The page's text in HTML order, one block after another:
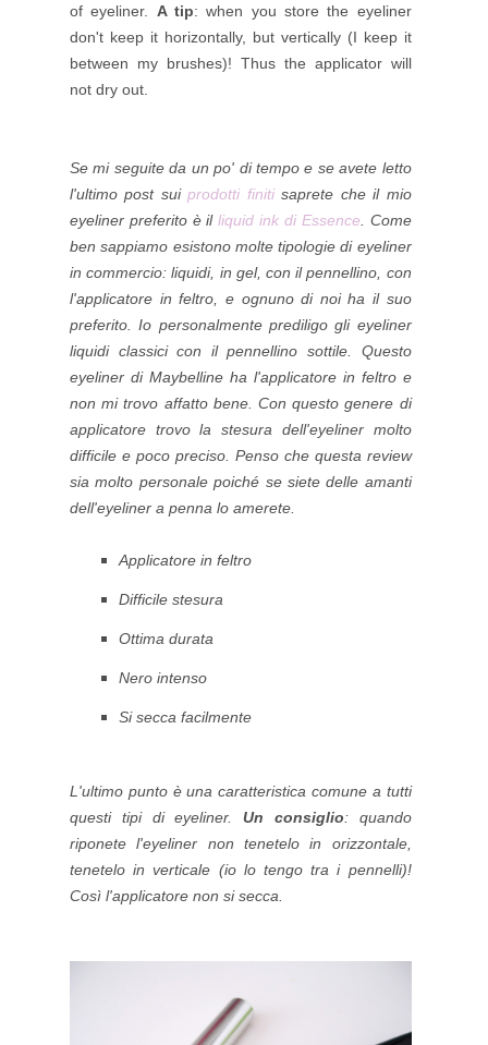
of eyeliner. A tip: when you store the eyeliner
don't keep it horizontally, but vertically (I keep it
between my brushes)! Thus the applicator will
not dry out.
Se mi seguite da un po' di tempo e se avete letto
l'ultimo post suiprodotti finitisaprete che il mio
eyeliner preferito è illiquid ink di Essence
Come
ben sappiamo esistono molte tipologie di eyeliner
in commercio: liquidi, in gel, con il pennellino, con
l'applicatore in feltro, e ognuno di noi ha il suo
preferito. Io personalmente prediligo gli eyeliner
liquidi classici con il pennellino sottile. Questo
eyeliner di Maybelline ha l'applicatore in feltro e
non mi trovo affatto bene.Con questo genere di
applicatore trovo la stesura dell'eyeliner molto
difficile e poco preciso. Penso che questa review
sia molto personale poiché se siete delle amanti
dell'eyeliner a penna lo amerete.
Applicatore in feltro
Difficile stesura
Ottima durata
Nero intenso
Si secca facilmente
L'ultimo punto è una caratteristica comune a tutti
questi tipi di eyeliner.Un consiglio: quando
riponete l'eyeliner non tenetelo in orizzontale,
tenetelo in verticale (io lo tengo tra i pennelli)!
Così l'applicatore non si secca.